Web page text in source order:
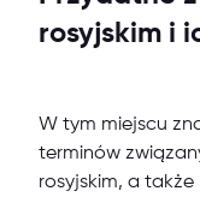
rosyjskim i
W tym miejscu
terminów
rosyjskim, a także